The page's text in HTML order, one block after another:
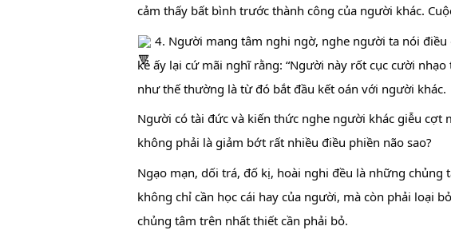
cảm thấy bất bình trước thành công của người khác.
4. Người mang tâm nghi ngờ, nghe người ta nói
kẻ ấy lại cứ mãi nghĩ rằng: “Người này rốt cục cười nhạo
như thế thường là từ đó bắt đầu kết oán với người khác.
Người có tài đức và kiến thức nghe người khác giễu
không phải là giảm bớt rất nhiều điều phiền não sao?
Ngạo mạn, dối trá, đố kị, hoài nghi đều là những
không chỉ cần học cái hay của người, mà còn phải loại
chủng tâm trên nhất thiết cần phải bỏ.